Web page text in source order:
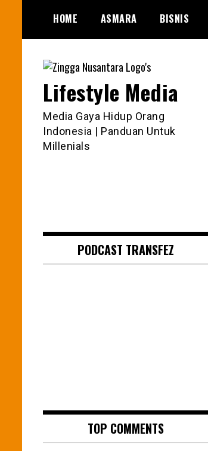
content
HOME ASMARA BISNIS
Lifestyle Media
Media Gaya Hidup Orang
Indonesia | Panduan Untuk
Millenials
PODCAST TRANSFEZ
TOP COMMENTS